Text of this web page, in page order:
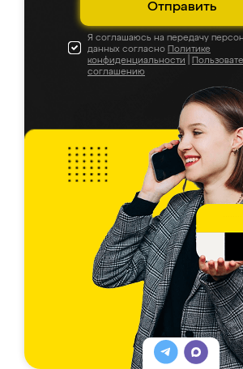
Отправить
Я соглашаюсь на передачу
данных согласно Политике
конфиденциальности
соглашению